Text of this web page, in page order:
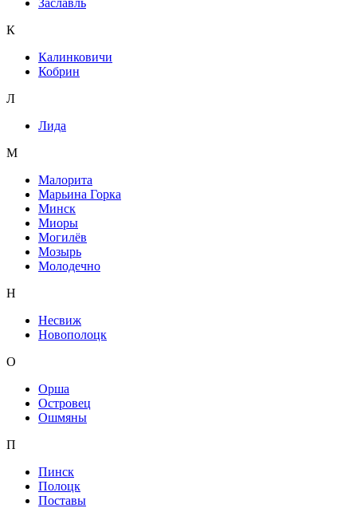
Заславль
К
Калинковичи
Кобрин
Л
Лида
М
Малорита
Марьина Горка
Минск
Миоры
Могилёв
Мозырь
Молодечно
Н
Несвиж
Новополоцк
О
Орша
Островец
Ошмяны
П
Пинск
Полоцк
Поставы